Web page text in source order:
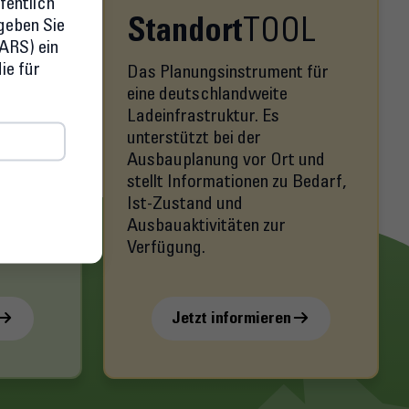
den
geht
von
Standort TOOL
Das Planungsinstrument für
eine deutschlandweite
Ladeinfrastruktur. Es
unterstützt bei der
Ausbauplanung vor Ort und
stellt Informationen zu Bedarf,
Ist-Zustand und
Ausbauaktivitäten zur
Verfügung.
Jetzt informieren
Sie
ein
für